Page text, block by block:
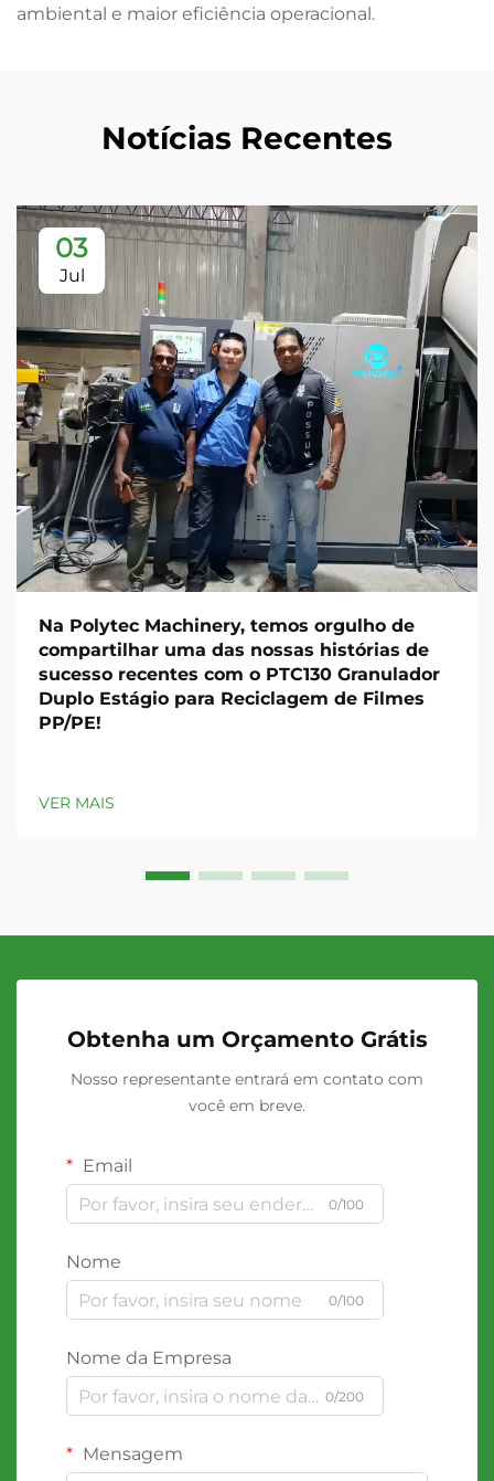
ambiental e maior eficiência operacional.
Notícias Recentes
03
Jul
Na Polytec Machinery, temos orgulho de
compartilhar uma das nossas histórias de
sucesso recentes com o PTC130 Granulador
Duplo Estágio para Reciclagem de Filmes
PP/PE!
VER MAIS
Obtenha um Orçamento Grátis
Nosso representante entrará em contato com
você em breve.
Email
0/100
Nome
0/100
Nome da Empresa
0/200
Mensagem